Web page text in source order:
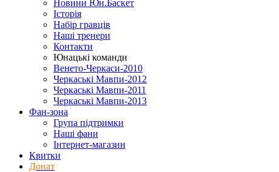
Новини Юн.Баскет
Історія
Набір гравців
Наші тренери
Контакти
Юнацькі команди
Венето-Черкаси-2010
Черкаські Мавпи-2012
Черкаські Мавпи-2011
Черкаські Мавпи-2013
Фан-зона
Група підтримки
Наші фани
Інтернет-магазин
Квитки
Донат